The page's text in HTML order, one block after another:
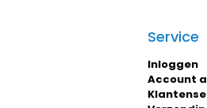
Service
Inloggen
Account